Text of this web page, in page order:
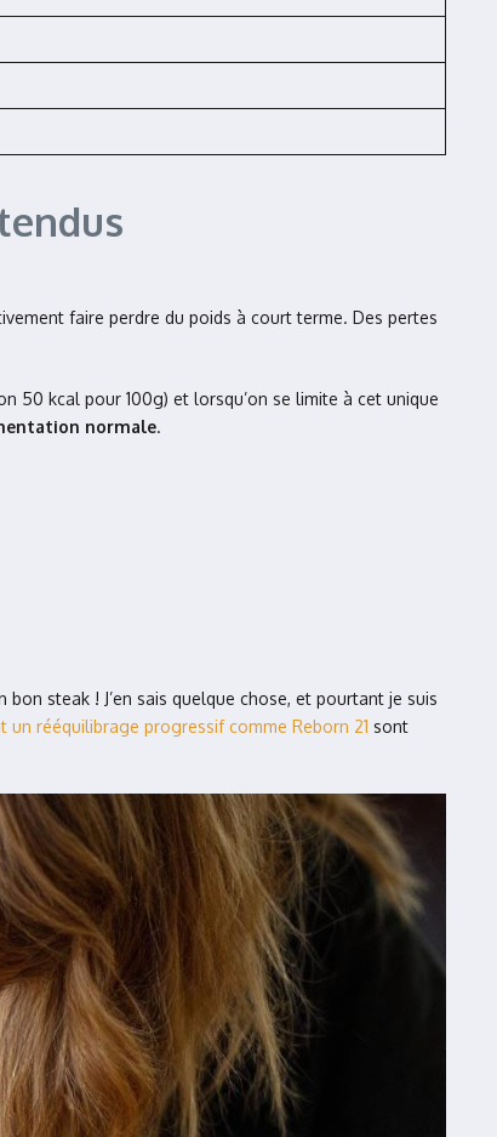
faire perdre du poids à court terme. Des pertes
50 kcal pour 100g) et lorsqu’on se limite à cet unique
normale.
steak ! J’en sais quelque chose, et pourtant je suis
rééquilibrage progressif comme Reborn 21 sont